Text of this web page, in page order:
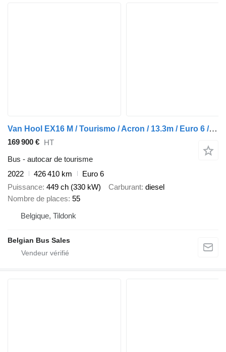
Van Hool EX16 M / Tourismo / Acron / 13.3m / Euro 6 / Full Option
169 900 € HT
Bus - autocar de tourisme
2022
426 410 km
Euro 6
Puissance 449 ch (330 kW) Carburant diesel
Nombre de places 55
Belgique, Tildonk
Belgian Bus Sales